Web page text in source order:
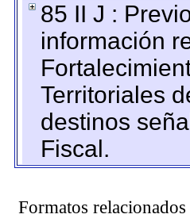
85 II J :
información
Territoriales
destinos
Fiscal.
Formatos